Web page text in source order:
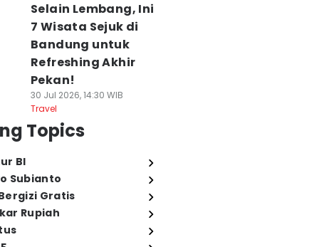
Selain Lembang, Ini
7 Wisata Sejuk di
Bandung untuk
Refreshing Akhir
Pekan!
30 Jul 2026, 14:30 WIB
Travel
Topics
BI
Subianto
Gratis
Rupiah